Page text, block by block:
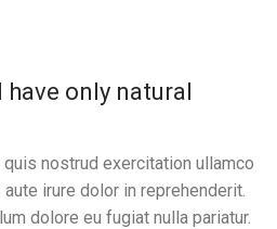
only natural
nostrud exercitation ullamco
irure dolor in reprehenderit.
dolore eu fugiat nulla pariatur.